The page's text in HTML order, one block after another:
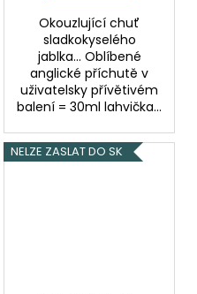
Okouzlující chuť
sladkokyselého
jablka... Oblíbené
anglické příchutě v
uživatelsky přívětivém
balení = 30ml lahvička...
NELZE ZASLAT DO SK